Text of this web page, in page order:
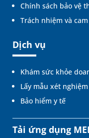
Chính sách bảo vệ
Trách nhiệm và
Dịch vụ
Khám sức khỏe
Lấy mẫu xét
Bảo hiểm y tế
Tải ứng dụng